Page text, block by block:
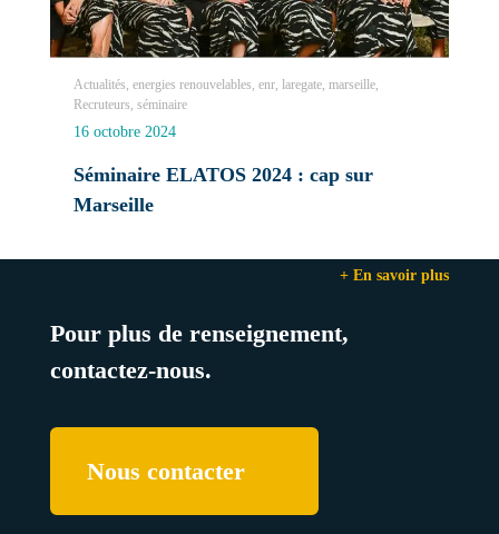
Actualités, energies renouvelables, enr, laregate, marseille,
Recruteurs, séminaire
16 octobre 2024
Séminaire ELATOS 2024 : cap sur
Marseille
+ En savoir plus
Pour plus de renseignement,
contactez-nous.
Nous contacter